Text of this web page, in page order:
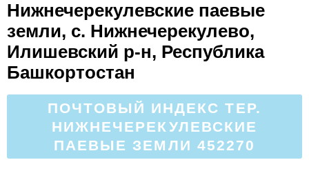
Нижнечерекулевские паевые
земли, с. Нижнечерекулево,
Илишевский р-н, Республика
Башкортостан
ПОЧТОВЫЙ ИНДЕКС ТЕР.
НИЖНЕЧЕРЕКУЛЕВСКИЕ
ПАЕВЫЕ ЗЕМЛИ 452270